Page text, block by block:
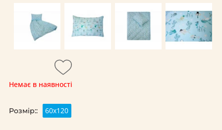
Немає в наявності
Розмір:: 60х120